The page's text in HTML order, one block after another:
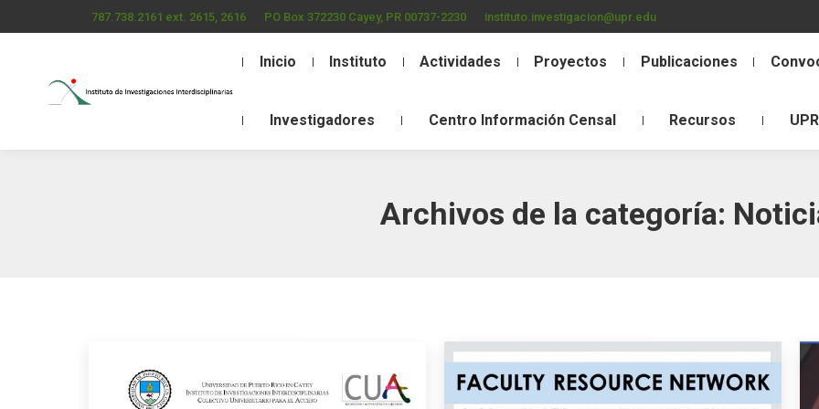
787.738.2161 ext. 2615, 2616 PO Box 372230 Cayey, PR 00737-2230 instituto.investigacion@upr.edu
Inicio Instituto Actividades Proyectos Publicaciones
Investigadores Centro Información Censal Recursos
Archivos de la categoría: